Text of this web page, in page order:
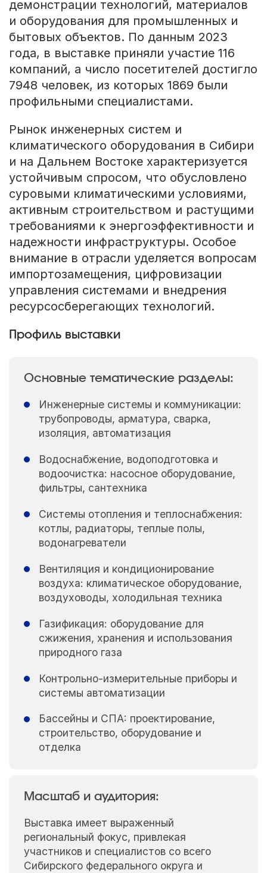
демонстрации технологий, материалов
и оборудования для промышленных и
бытовых объектов. По данным 2023
года, в выставке приняли участие 116
компаний, а число посетителей достигло
7948 человек, из которых 1869 были
профильными специалистами.
Рынок инженерных систем и
климатического оборудования в Сибири
и на Дальнем Востоке характеризуется
устойчивым спросом, что обусловлено
суровыми климатическими условиями,
активным строительством и растущими
требованиями к энергоэффективности и
надежности инфраструктуры. Особое
внимание в отрасли уделяется вопросам
импортозамещения, цифровизации
управления системами и внедрения
ресурсосберегающих технологий.
Профиль выставки
Основные тематические разделы:
Инженерные системы и коммуникации:
трубопроводы, арматура, сварка,
изоляция, автоматизация
Водоснабжение, водоподготовка и
водоочистка: насосное оборудование,
фильтры, сантехника
Системы отопления и теплоснабжения:
котлы, радиаторы, теплые полы,
водонагреватели
Вентиляция и кондиционирование
воздуха: климатическое оборудование,
воздуховоды, холодильная техника
Газификация: оборудование для
сжижения, хранения и использования
природного газа
Контрольно-измерительные приборы и
системы автоматизации
Бассейны и СПА: проектирование,
строительство, оборудование и
отделка
Масштаб и аудитория:
Выставка имеет выраженный
региональный фокус, привлекая
участников и специалистов со всего
Сибирского федерального округа и